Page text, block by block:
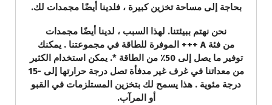
بحاجة إلى مساحة تخزين كبيرة ، فلدينا أيضًا مجمدات لك.
نحن نهتم ببيئتنا. لهذا السبب ، لدينا أيضًا مجمدات
من فئة A +++ الموفرة للطاقة في مجموعتنا . يمكنك
توفير ما يصل إلى 50٪ من الطاقة *. يمكن استخدام الكثير
من معداتنا في غرف غير مدفأة تصل درجة حرارتها إلى -15
درجة مئوية . هذا يسمح لك بتخزين المستلزمات في القبو
أو المرآب.